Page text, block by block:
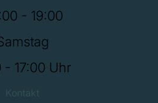
- 19:00
- 17:00 Uhr
Kontakt